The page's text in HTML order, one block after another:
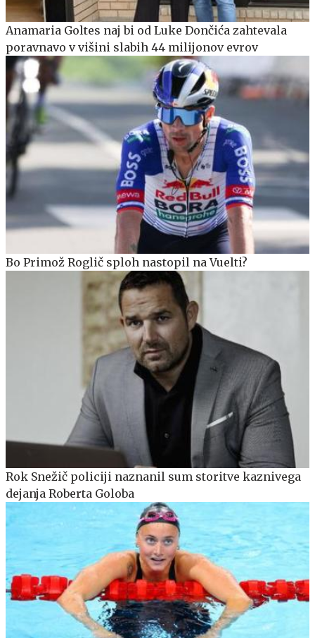
Anamaria Goltes naj bi od Luke Dončića zahtevala
poravnavo v višini slabih 44 milijonov evrov
Bo Primož Roglič sploh nastopil na Vuelti?
Rok Snežič policiji naznanil sum storitve kaznivega
dejanja Roberta Goloba